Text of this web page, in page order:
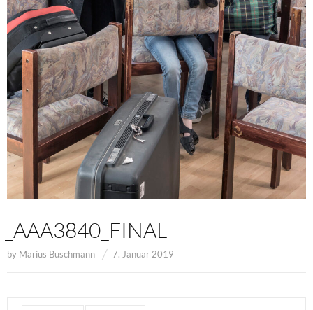
_AAA3840_FINAL
by Marius Buschmann 7. Januar 2019